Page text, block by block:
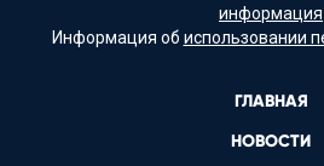
информация
Информация об использовании
ГЛАВНАЯ
НОВОСТИ